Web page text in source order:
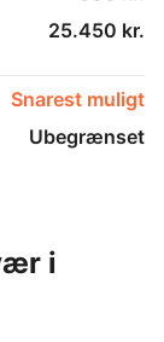
25.450 kr.
Snarest muligt
Ubegrænset
i